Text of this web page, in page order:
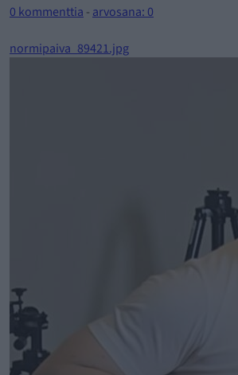
0 kommenttia - arvosana: 0
normipaiva_89421.jpg